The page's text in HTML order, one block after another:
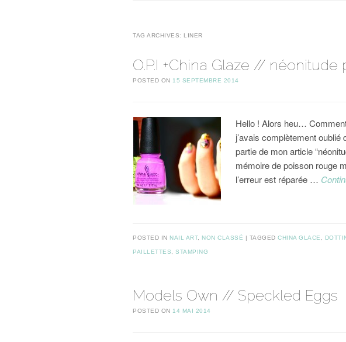
TAG ARCHIVES: LINER
O.P.I +China Glaze // néonitude
POSTED ON 15 SEPTEMBRE 2014
Hello ! Alors heu…
j’avais complètement
partie de mon article
mémoire de poisson rouge
l’erreur est réparée …
POSTED IN NAIL ART, NON CLASSÉ TAGGED CHINA GLACE
PAILLETTES STAMPING
Models Own // Speckled Eggs
POSTED ON 14 MAI 2014